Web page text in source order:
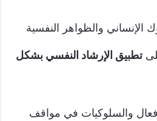
الإنساني والظواهر النفسية
تطبيق الإرشاد النفسي بشكل
والسلوكيات في مواقف